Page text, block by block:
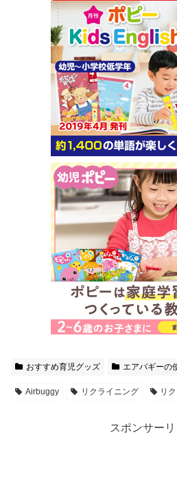
おすすめ育児グッズ エアバギーの
Airbuggy リクライニング リ
スポンサーリ